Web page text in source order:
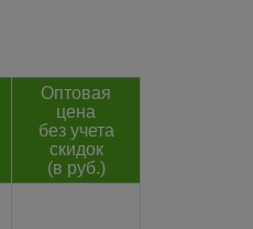
Оптовая
цена
без учета
скидок
(в руб.)